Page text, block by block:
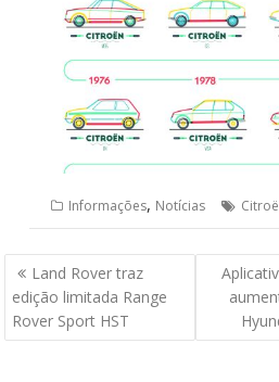
Informações, Notícias
Navegação
de
Post
Land Rover traz
edição limitada Range
Rover Sport HST